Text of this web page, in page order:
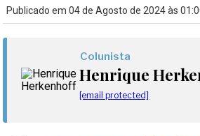
Publicado em 04 de Agosto de 2024 às
Colunista
Henrique
[email protected]